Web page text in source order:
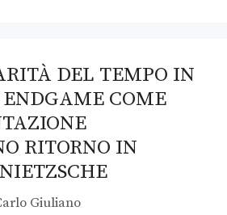
DEL TEMPO IN
COME
RITORNO IN
Giuliano